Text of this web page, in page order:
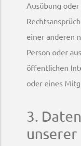
Ausübung
einer anderen
Person oder
öffentlichen
oder eines
3.